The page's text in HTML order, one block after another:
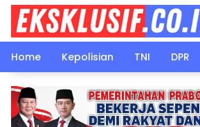
Langsung
konten
Home
Kepolisian TNI DPR